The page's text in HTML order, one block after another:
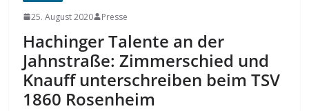
25. August 2020 Presse
Hachinger Talente an der
Jahnstraße: Zimmerschied und
Knauff unterschreiben beim TSV
1860 Rosenheim